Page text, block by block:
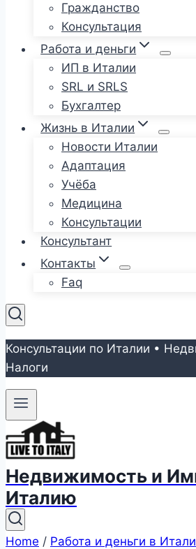
Гражданство
Консультация
Работа и деньги
ИП в Италии
SRL и SRLS
Бухгалтер
Жизнь в Италии
Новости Италии
Адаптация
Учёба
Медицина
Консультации
Консультант
Контакты
Faq
Консультации по Италии •
Налоги
Недвижимость и
Италию
Home / Работа и деньги в